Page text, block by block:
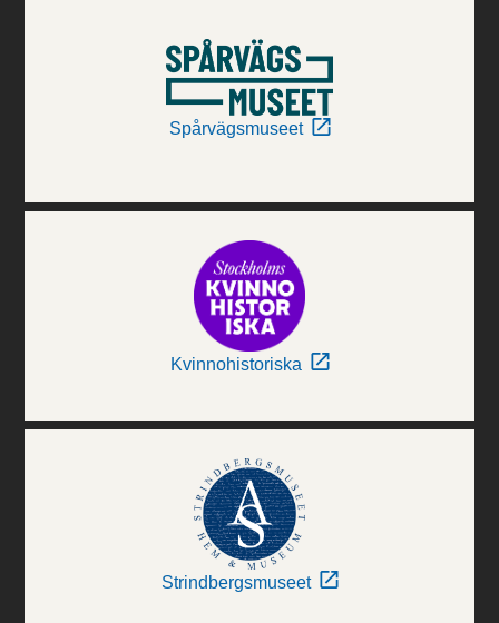
Spårvägsmuseet
Kvinnohistoriska
Strindbergsmuseet